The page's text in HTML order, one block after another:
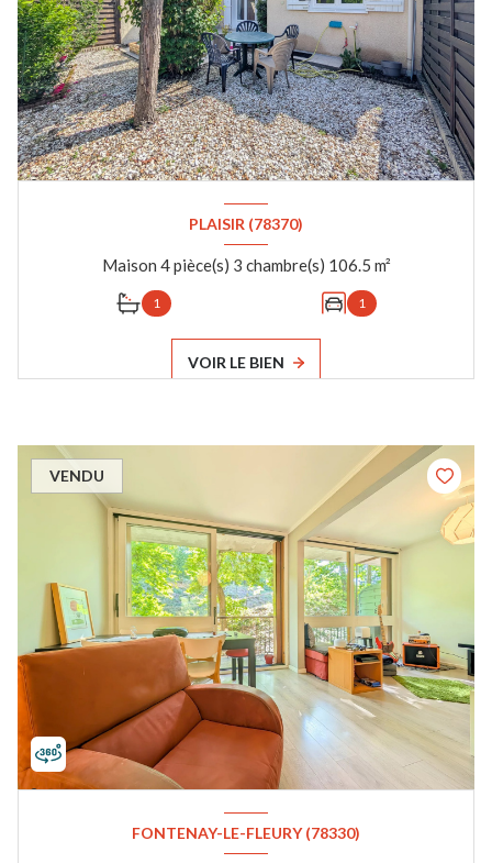
PLAISIR (78370)
Maison 4 pièce(s) 3 chambre(s) 106.5 m²
1 1
VOIR LE BIEN
VENDU
FONTENAY-LE-FLEURY (78330)